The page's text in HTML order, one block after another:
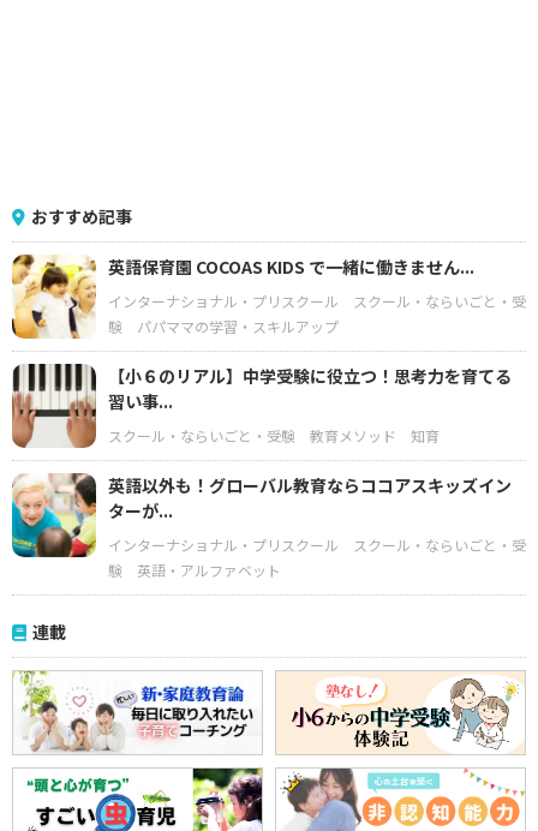
おすすめ記事
英語保育園 COCOAS KIDS で一緒に働きません...
インターナショナル・プリスクール
スクール・ならいごと・受
験
パパママの学習・スキルアップ
【小６のリアル】中学受験に役立つ！思考力を育てる
習い事...
スクール・ならいごと・受験 教育メソッド 知育
英語以外も！グローバル教育ならココアスキッズイン
ターが...
インターナショナル・プリスクール
スクール・ならいごと・受
験
英語・アルファベット
連載